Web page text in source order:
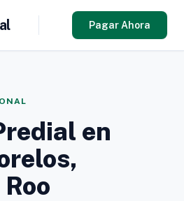
Pagar Ahora
en